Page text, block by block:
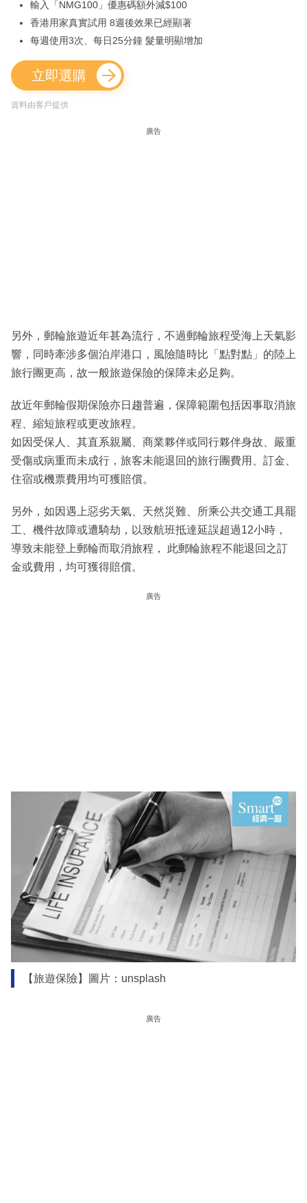
輸入「NMG100」優惠碼額外減$100
香港用家真實試用 8週後效果已經顯著
每週使用3次、每日25分鐘 髮量明顯增加
立即選購
資料由客戶提供
廣告
另外，郵輪旅遊近年甚為流行，不過郵輪旅程受海上天氣影
響，同時牽涉多個泊岸港口，風險隨時比「點對點」的陸上
旅行團更高，故一般旅遊保險的保障未必足夠。
故近年郵輪假期保險亦日趨普遍，保障範圍包括因事取消旅
程、縮短旅程或更改旅程。
如因受保人、其直系親屬、商業夥伴或同行夥伴身故、嚴重
受傷或病重而未成行，旅客未能退回的旅行團費用、訂金、
住宿或機票費用均可獲賠償。
另外，如因遇上惡劣天氣、天然災難、所乘公共交通工具罷
工、機件故障或遭騎劫，以致航班抵達延誤超過12小時，
導致未能登上郵輪而取消旅程， 此郵輪旅程不能退回之訂
金或費用，均可獲得賠償。
廣告
【旅遊保險】圖片：unsplash
廣告